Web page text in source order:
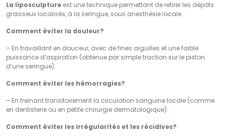
La liposculpture est une technique permettant de retirer les dépôts
graisseux localisés, à la seringue, sous anesthésie locale.
Comment éviter la douleur?
– En travaillant en douceur, avec de fines aiguilles et une faible
puissance d’aspiration (obtenue par simple traction sur le piston
d’une seringue).
Comment éviter les hémorragies?
– En freinant transitoirement la circulation sanguine locale (comme
en dentisterie ou en petite chirurgie dermatologique).
Comment éviter les irrégularités et les récidives?